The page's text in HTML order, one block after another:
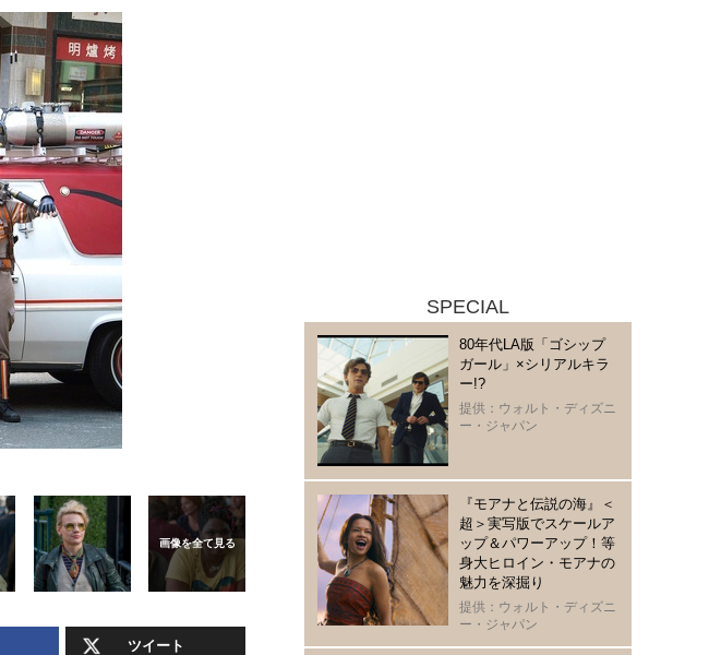
ツイート
SPECIAL
80年代LA版「ゴシップ
ガール」×シリアルキラ
ー!?
提供：ウォルト・ディズニ
ー・ジャパン
『モアナと伝説の海』＜
超＞実写版でスケールア
ップ＆パワーアップ！等
身大ヒロイン・モアナの
魅力を深掘り
提供：ウォルト・ディズニ
ー・ジャパン